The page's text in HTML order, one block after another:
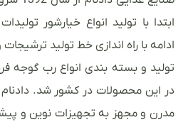
ابتدا با تولید انواع خیارشور
ادامه با راه اندازی خط تولید
تولید و بسته بندی انواع رب گوجه
در این محصولات در کشور شد. دادنام
مدرن و مجهز به تجهیزات نوین و